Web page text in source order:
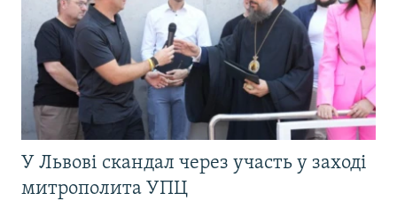
У Львові скандал через участь у заході
митрополита УПЦ